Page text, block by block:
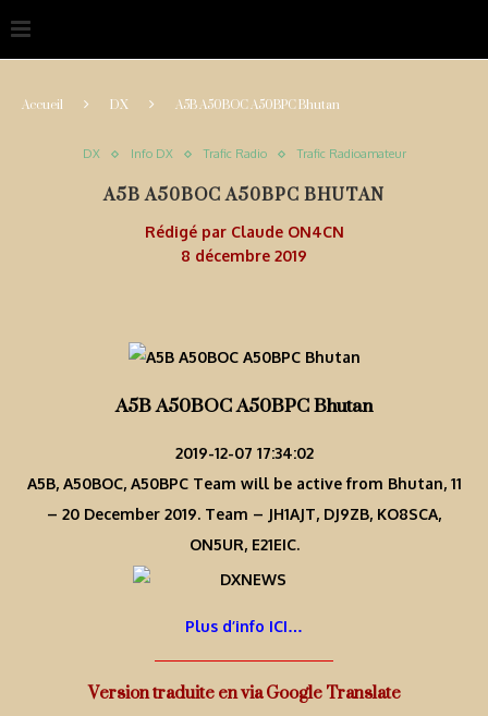
Accueil DX A5B A50BOC A50BPC Bhutan
DX Info DX Trafic Radio Trafic Radioamateur
A5B A50BOC A50BPC BHUTAN
Rédigé par Claude ON4CN
8 décembre 2019
A5B A50BOC A50BPC Bhutan
2019-12-07 17:34:02
A5B, A50BOC, A50BPC Team will be active from Bhutan, 11
– 20 December 2019. Team – JH1AJT, DJ9ZB, KO8SCA,
ON5UR, E21EIC.
Plus d’info ICI…
Version traduite en via Google Translate